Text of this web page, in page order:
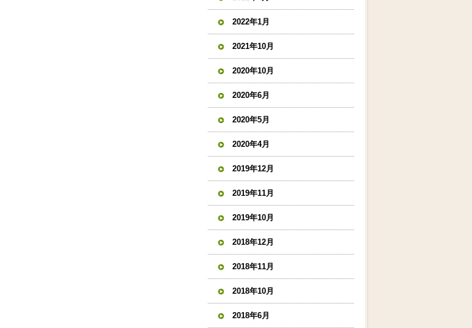
2022年1月
2021年10月
2020年10月
2020年6月
2020年5月
2020年4月
2019年12月
2019年11月
2019年10月
2018年12月
2018年11月
2018年10月
2018年6月